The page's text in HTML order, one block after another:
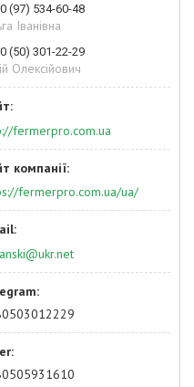
(97) 534-60-48
Іванівна
(50) 301-22-29
Олексійович
fermerpro.com.ua
fermerpro.com.ua/ua/